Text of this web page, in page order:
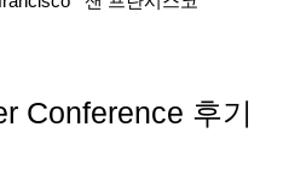
Conference 후기